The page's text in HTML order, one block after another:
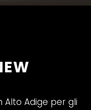
Alto Adige per gli